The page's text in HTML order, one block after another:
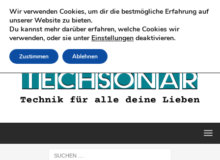
Wir verwenden Cookies, um dir die bestmögliche Erfahrung auf
unserer Website zu bieten.
Du kannst mehr darüber erfahren, welche Cookies wir
verwenden, oder sie unter Einstellungen deaktivieren.
Zustimmen Ablehnen